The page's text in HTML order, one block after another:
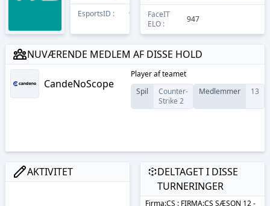
EsportsID :
9432
FaceIT
ELO :
947
NUVÆRENDE MEDLEM AF DISSE HOLD
CandeNoScope
Playeraf teamet
Spil
Counter-
Strike 2
Medlemmer 13
AKTIVITET
DELTAGET I DISSE
TURNERINGER
Firma:CS : FIRMA:CS SÆSON 12 -